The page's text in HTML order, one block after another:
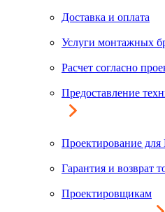
Доставка и оплата
Услуги монтажных
Расчет согласно
Предоставление
Проектирование
Гарантия и возврат
Проектировщикам